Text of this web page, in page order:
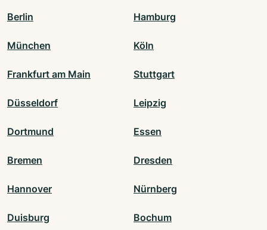
Berlin Hamburg
München Köln
Frankfurt am Main Stuttgart
Düsseldorf Leipzig
Dortmund Essen
Bremen Dresden
Hannover Nürnberg
Duisburg Bochum